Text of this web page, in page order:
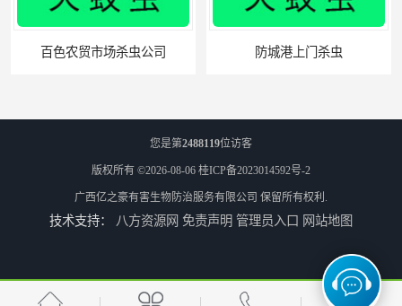
百色农贸市场杀虫公司 防城港上门杀虫
酒店杀虫公司 北海市上门杀虫费用
您是第2488119位访客
版权所有 ©2026-08-06 桂ICP备2023014592号-2
广西亿之豪有害生物防治服务有限公司 保留所有权利.
技术支持： 八方资源网 免责声明 管理员入口 网站地图